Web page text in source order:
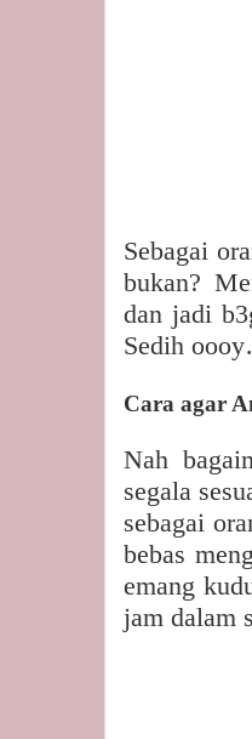
Sebagai
bukan?
dan jadi
Sedih
Cara agar
Nah
segala
sebagai
bebas
emang
jam dalam